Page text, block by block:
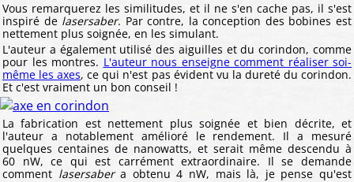
Vous remarquerez les similitudes, et il ne s'en cache pas, il s'est
inspiré de lasersaber. Par contre, la conception des bobines est
nettement plus soignée, en les simulant.
L'auteur a également utilisé des aiguilles et du corindon, comme
pour les montres. L'auteur nous enseigne comment réaliser soi-
même les axes, ce qui n'est pas évident vu la dureté du corindon.
Et c'est vraiment un bon conseil !
La fabrication est nettement plus soignée et bien décrite, et
l'auteur a notablement amélioré le rendement. Il a mesuré
quelques centaines de nanowatts, et serait même descendu à
60 nW, ce qui est carrément extraordinaire. Il se demande
comment lasersabera obtenu 4 nW, mais là, je pense qu'est